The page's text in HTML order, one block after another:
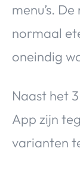
menu’s.
normaal
oneindig
Naast het
App zijn
varianten